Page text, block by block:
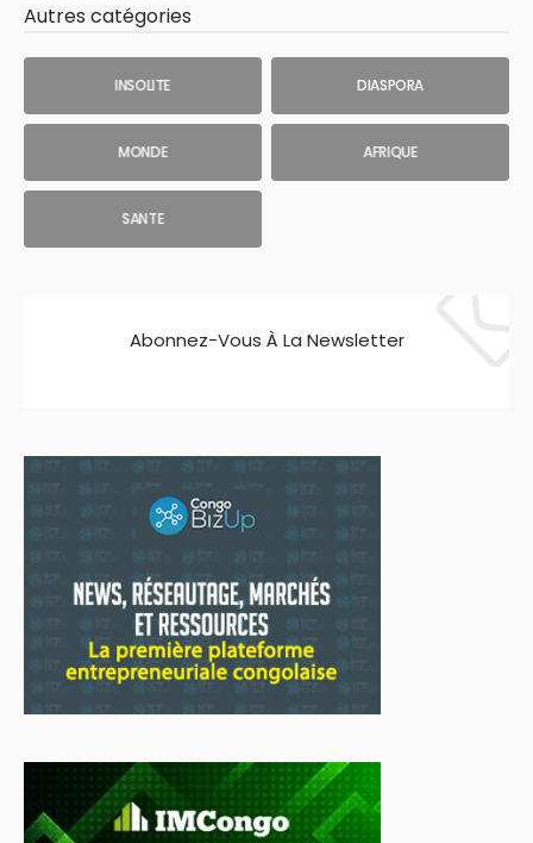
Autres catégories
INSOLITE DIASPORA
MONDE AFRIQUE
SANTE
Abonnez-Vous À La Newsletter